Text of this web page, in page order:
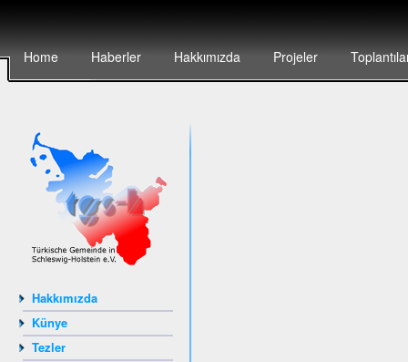
Home Haberler Hakkımızda Projeler
Hakkımızda
Künye
Tezler